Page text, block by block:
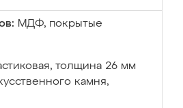
МДФ, покрытые
толщина 26 мм
камня,